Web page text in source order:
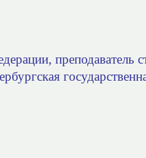
преподаватель